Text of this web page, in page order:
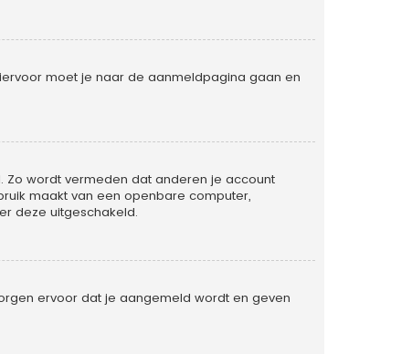
moet je naar de aanmeldpagina gaan en
wordt vermeden dat anderen je account
maakt van een openbare computer,
deze uitgeschakeld.
ervoor dat je aangemeld wordt en geven